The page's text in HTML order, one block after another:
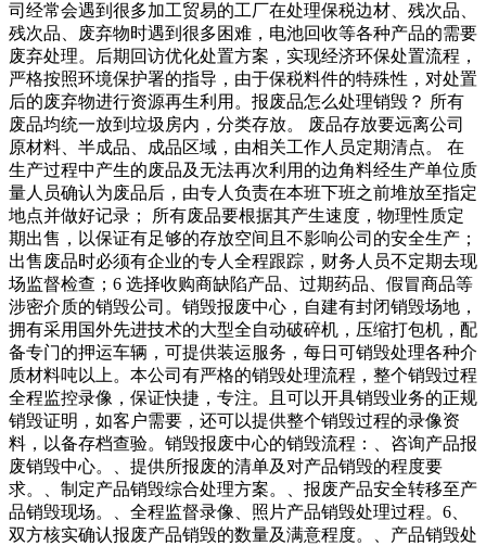
司经常会遇到很多加工贸易的工厂在处理保税边材、残次品、
残次品、废弃物时遇到很多困难，电池回收等各种产品的需要
废弃处理。后期回访优化处置方案，实现经济环保处置流程，
严格按照环境保护署的指导，由于保税料件的特殊性，对处置
后的废弃物进行资源再生利用。报废品怎么处理销毁？ 所有
废品均统一放到垃圾房内，分类存放。 废品存放要远离公司
原材料、半成品、成品区域，由相关工作人员定期清点。 在
生产过程中产生的废品及无法再次利用的边角料经生产单位质
量人员确认为废品后，由专人负责在本班下班之前堆放至指定
地点并做好记录； 所有废品要根据其产生速度，物理性质定
期出售，以保证有足够的存放空间且不影响公司的安全生产；
出售废品时必须有企业的专人全程跟踪，财务人员不定期去现
场监督检查；6 选择收购商缺陷产品、过期药品、假冒商品等
涉密介质的销毁公司。销毁报废中心，自建有封闭销毁场地，
拥有采用国外先进技术的大型全自动破碎机，压缩打包机，配
备专门的押运车辆，可提供装运服务，每日可销毁处理各种介
质材料吨以上。本公司有严格的销毁处理流程，整个销毁过程
全程监控录像，保证快捷，专注。且可以开具销毁业务的正规
销毁证明，如客户需要，还可以提供整个销毁过程的录像资
料，以备存档查验。销毁报废中心的销毁流程：、咨询产品报
废销毁中心。、提供所报废的清单及对产品销毁的程度要
求。、制定产品销毁综合处理方案。、报废产品安全转移至产
品销毁现场。、全程监督录像、照片产品销毁处理过程。6、
双方核实确认报废产品销毁的数量及满意程度。、产品销毁处